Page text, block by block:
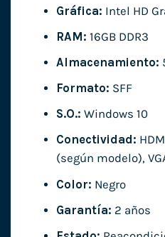
Gráfica: Intel HD
RAM: 16GB DDR3
Almacenamiento:
Formato: SFF
S.O.: Windows 10
Conectividad:
(según modelo),
Color: Negro
Garantía: 2 años